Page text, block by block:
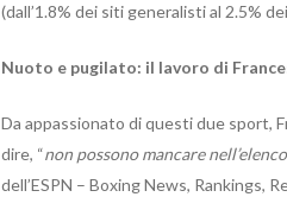
(dall’1.8% dei siti generalisti al 2.5%
Nuoto e pugilato: il lavoro di
Da appassionato di questi due sport,
dire, “non possono mancare
dell’ESPN – Boxing News, Rankings,